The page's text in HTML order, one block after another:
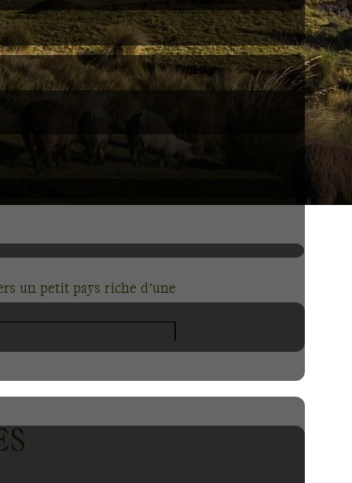
un petit pays riche d’une
enneigées de
en Equateur, produit des
!
devant les étals de
typique, l’œil aux